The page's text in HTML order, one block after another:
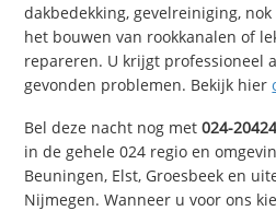
dakbedekking, gevelreiniging,
het bouwen van rookkanalen of
repareren. U krijgt professioneel
gevonden problemen. Bekijk hier
Bel deze nacht nog met024-
in de gehele 024 regio en
Beuningen, Elst, Groesbeek en
Nijmegen. Wanneer u voor ons